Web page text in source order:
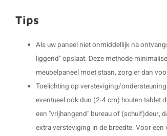
Tips
Als uw paneel niet onmiddellijk na
liggend" opslaat. Deze methode
meubelpaneel moet staan, zorg er dan
Toelichting op versteviging/
eventueel ook dun (2-4 cm) houten
een "vrijhangend" bureau of (schuif)deur,
extra versteviging in de breedte. Voor